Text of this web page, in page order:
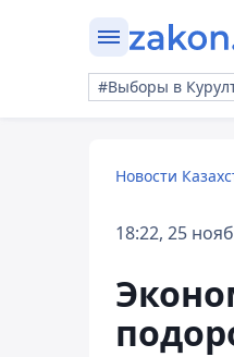
#Выборы в
Новости
18:22, 25